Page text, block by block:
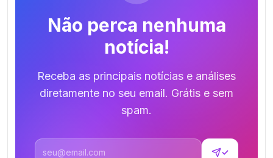
Não perca nenhuma
notícia!
Receba as principais notícias e análises
diretamente no seu email. Grátis e sem
spam.
Endereço de email
✓